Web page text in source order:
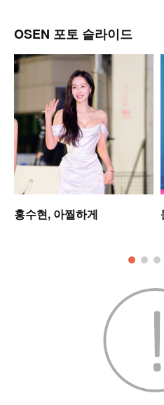
OSEN 포토 슬라이드
홍수현, 아찔하게